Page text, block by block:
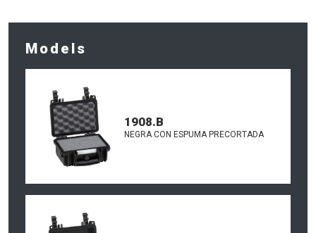
Models
1908.B
NEGRA CON ESPUMA PRECORTADA